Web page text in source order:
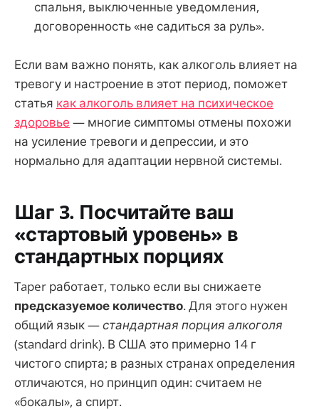
спальня, выключенные уведомления,
договоренность «не садиться за руль».
Если вам важно понять, как алкоголь влияет на
тревогу и настроение в этот период, поможет
статья как алкоголь влияет на психическое
здоровье — многие симптомы отмены похожи
на усиление тревоги и депрессии, и это
нормально для адаптации нервной системы.
Шаг 3. Посчитайте ваш
«стартовый уровень» в
стандартных порциях
Taper работает, только если вы снижаете
предсказуемое количество. Для этого нужен
общий язык —стандартная порция алкоголя
(standard drink). В США это примерно 14 г
чистого спирта; в разных странах определения
отличаются, но принцип один: считаем не
«бокалы», а спирт.